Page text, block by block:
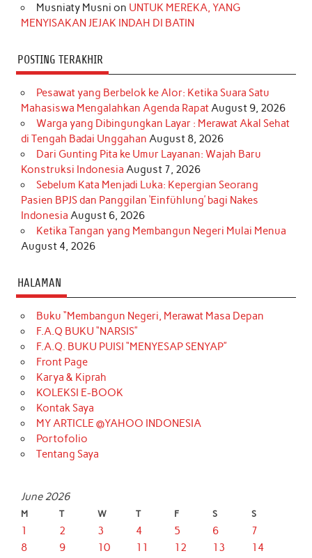
Musniaty Musni on UNTUK MEREKA, YANG
MENYISAKAN JEJAK INDAH DI BATIN
POSTING TERAKHIR
Pesawat yang Berbelok ke Alor: Ketika Suara Satu
Mahasiswa Mengalahkan Agenda RapatAugust 9, 2026
Warga yang Dibingungkan Layar : Merawat Akal Sehat
di Tengah Badai Unggahan August 8, 2026
Dari Gunting Pita ke Umur Layanan: Wajah Baru
Konstruksi Indonesia August 7, 2026
Sebelum Kata Menjadi Luka: Kepergian Seorang
Pasien BPJS dan Panggilan ‘Einfühlung’ bagi Nakes
Indonesia August 6, 2026
Ketika Tangan yang Membangun Negeri Mulai Menua
August 4, 2026
HALAMAN
Buku “Membangun Negeri, Merawat Masa Depan
F.A.Q BUKU “NARSIS”
F.A.Q. BUKU PUISI “MENYESAP SENYAP”
Front Page
Karya & Kiprah
KOLEKSI E-BOOK
Kontak Saya
MY ARTICLE @YAHOO INDONESIA
Portofolio
Tentang Saya
June 2026
M T W T F S S
1 2 3 4 5 6
7
8
9 10 11 12 13 14